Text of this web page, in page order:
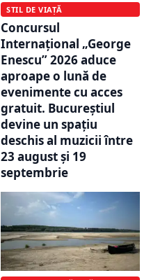
STIL DE VIAȚĂ
Concursul
Internațional „George
Enescu” 2026 aduce
aproape o lună de
evenimente cu acces
gratuit. Bucureștiul
devine un spațiu
deschis al muzicii între
23 august și 19
septembrie